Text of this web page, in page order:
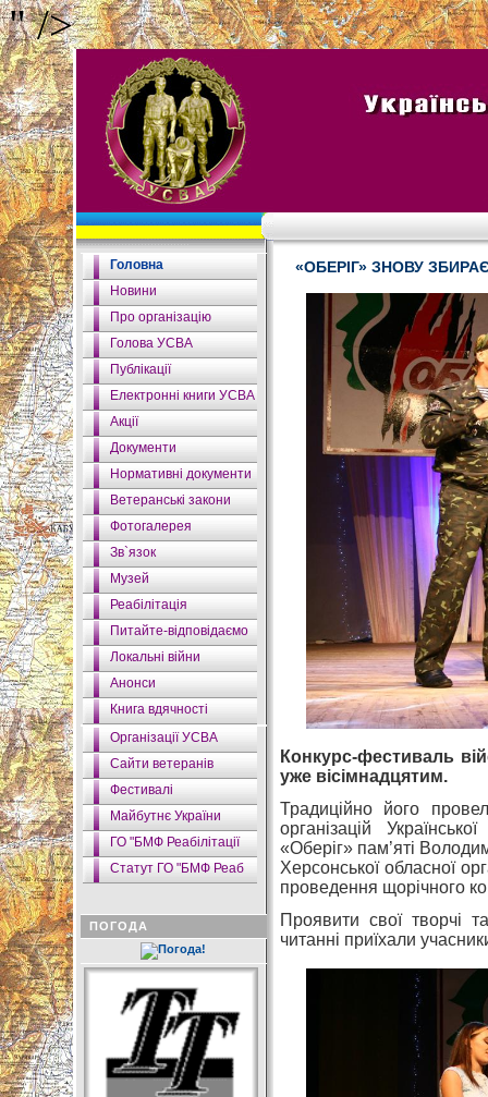
" />
Головна
Новини
Про організацію
Голова УСВА
Публікації
Електронні книги УСВА
Акції
Документи
Нормативні документи
Ветеранські закони
Фотогалерея
Зв`язок
Музей
Реабілітація
Питайте-відповідаємо
Локальні війни
Анонси
Книга вдячності
Організації УСВА
Сайти ветеранів
Фестивалі
Майбутнє України
ГО "БМФ Реабілітації
Статут ГО "БМФ Реаб
ПОГОДА
«ОБЕРІГ» ЗНОВУ
Конкурс-фестиваль
уже вісімнадцятим.
Традиційно його
організацій
«Оберіг» пам’яті
Херсонської обласної
проведення щорічного
Проявити свої творчі
читанні приїхали